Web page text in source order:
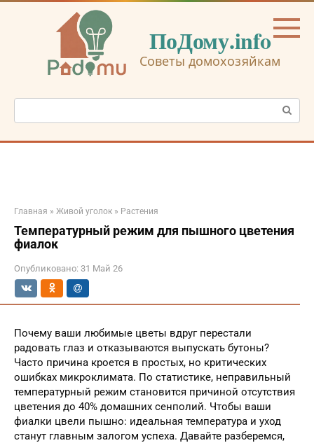
Перейти
ПоДому.info
Советы домохозяйкам
Поиск:
Главная » Живой уголок » Растения
Температурный режим для пышного цветения
фиалок
Опубликовано: 31 Май 26
Почему ваши любимые цветы вдруг перестали
радовать глаз и отказываются выпускать бутоны?
Часто причина кроется в простых, но критических
ошибках микроклимата. По статистике, неправильный
температурный режим становится причиной отсутствия
цветения до 40% домашних сенполий. Чтобы ваши
фиалки цвели пышно: идеальная температура и уход
станут главным залогом успеха. Давайте разберемся,